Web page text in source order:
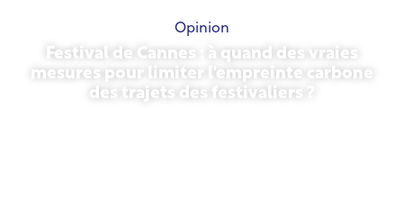
Opinion
Festival de Cannes : à quand des vraies
mesures pour limiter l'empreinte carbone
des trajets des festivaliers ?